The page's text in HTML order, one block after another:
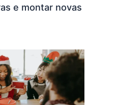
e montar novas